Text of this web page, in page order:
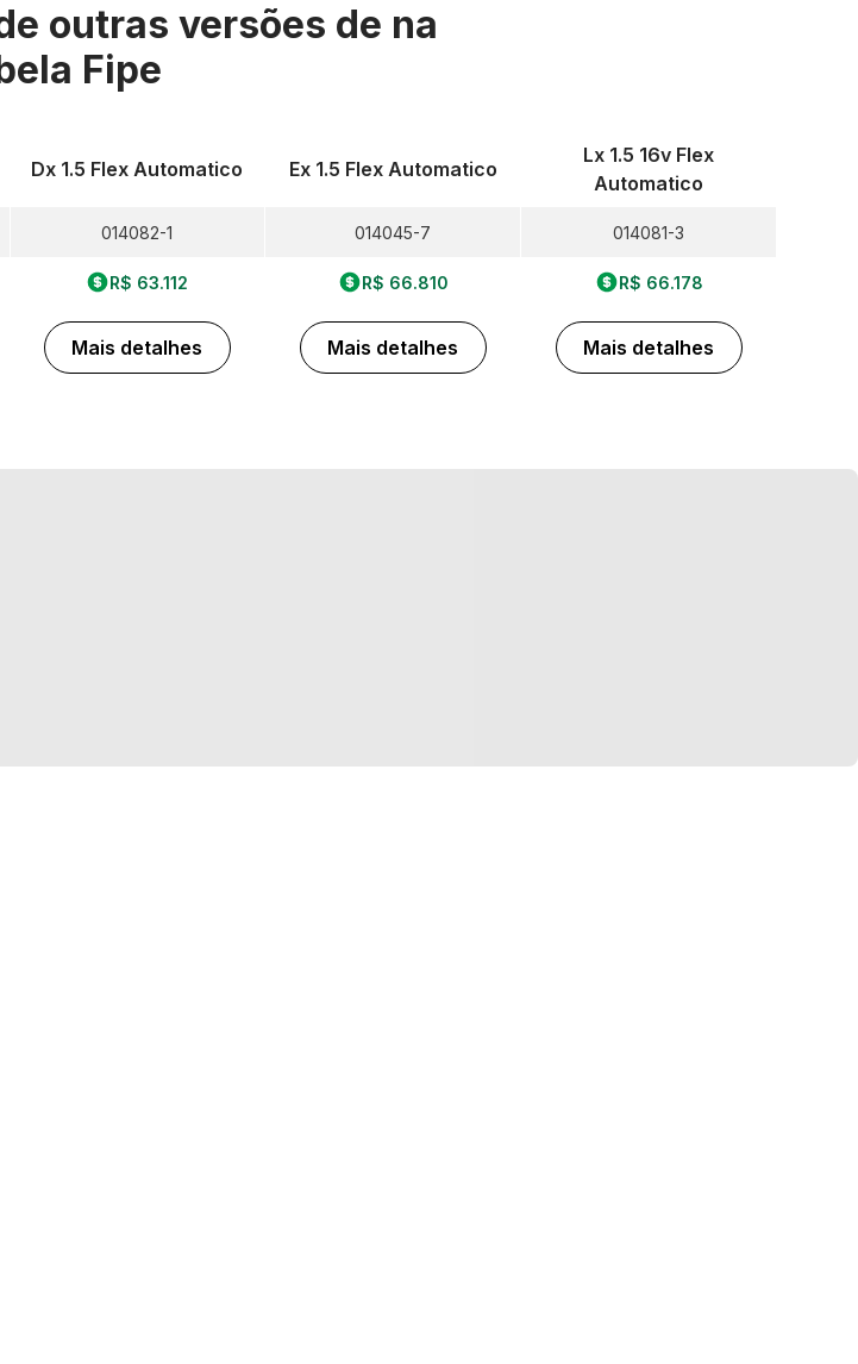
outras versões de na
Fipe
Dx 1.5 Flex Automatico
014082-1
R$ 63.112
Mais detalhes
Ex 1.5 Flex Automatico
014045-7
R$ 66.810
Mais detalhes
Lx 1.5 16v Flex
Automatico
014081-3
R$ 66.178
Mais detalhes